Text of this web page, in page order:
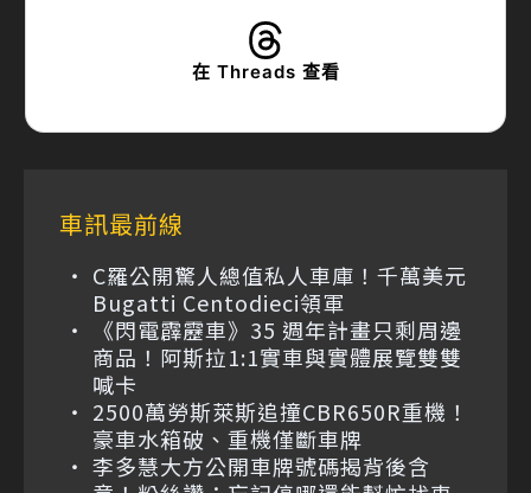
在 Threads 查看
車訊最前線
C羅公開驚人總值私人車庫！千萬美元
Bugatti Centodieci領軍
《閃電霹靂車》35 週年計畫只剩周邊
商品！阿斯拉1:1實車與實體展覽雙雙
喊卡
2500萬勞斯萊斯追撞CBR650R重機！
豪車水箱破、重機僅斷車牌
李多慧大方公開車牌號碼揭背後含